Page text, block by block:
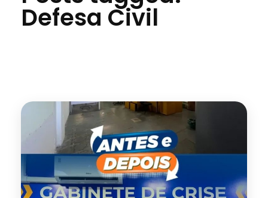
Defesa Civil